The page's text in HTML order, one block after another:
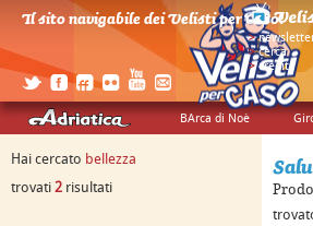
BArca di Noè
Il sito navigabile dei Velisti per Caso!
>
> cerca
> credits
Hai cercato bellezza
trovati 2 risultati